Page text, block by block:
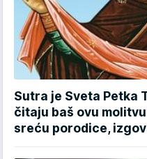
Sutra je Sveta Petka
čitaju baš ovu
sreću porodice,